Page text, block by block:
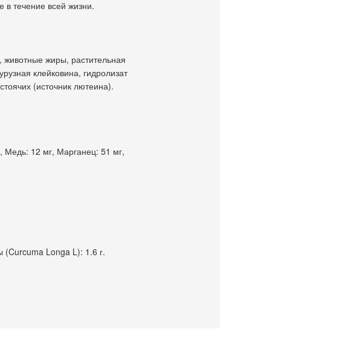
в течение всей жизни.
животные жиры, растительная
клейковина, гидролизат
(источник лютеина).
12 мг, Марганец: 51 мг,
(Curcuma Longa L): 1.6 г.